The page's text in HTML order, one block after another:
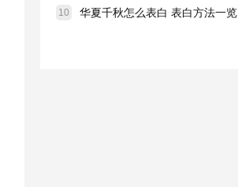
10 华夏千秋怎么表白 表白方法一览